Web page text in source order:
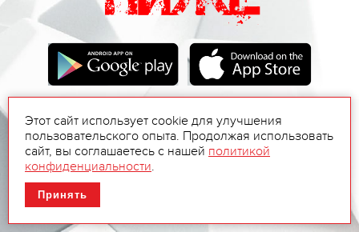
Этот сайт использует cookie для улучшения
пользовательского опыта. Продолжая использовать
сайт, вы соглашаетесь с нашей политикой
конфиденциальности.
Принять